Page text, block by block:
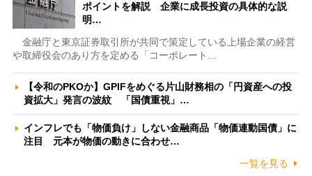
ポイントを解説 企業に成長投資の具体的な説
明…
金融庁と東京証券取引所が共同で策定している上場企業の経営
や取締役会のあり方を定める「コーポレート…
【令和のPKOか】GPIFをめぐる片山財務相の「円資産への投
資拡大」発言の波紋 「国債重視」…
インフレでも「物価負け」しない金融商品「物価連動国債」に
注目 元本が物価の動きに合わせ…
一覧を見る